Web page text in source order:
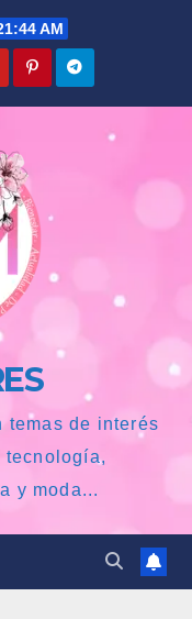
AM
temas de interés
tecnología,
y moda...